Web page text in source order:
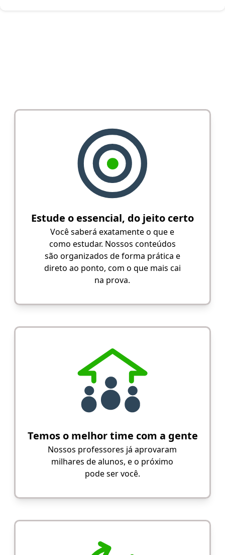
Estude o essencial, do jeito certo
Você saberá exatamente o que e
como estudar. Nossos conteúdos
são organizados de forma prática e
direto ao ponto, com o que mais cai
na prova.
Temos o melhor time com a gente
Nossos professores já aprovaram
milhares de alunos, e o próximo
pode ser você.